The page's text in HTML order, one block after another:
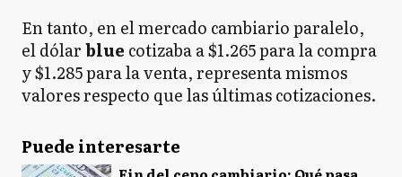
En tanto, en el mercado cambiario paralelo,
el dólarblue cotizaba a $1.265 para la compra
y $1.285 para la venta, representa mismos
valores respecto que las últimas cotizaciones.
Puede interesarte